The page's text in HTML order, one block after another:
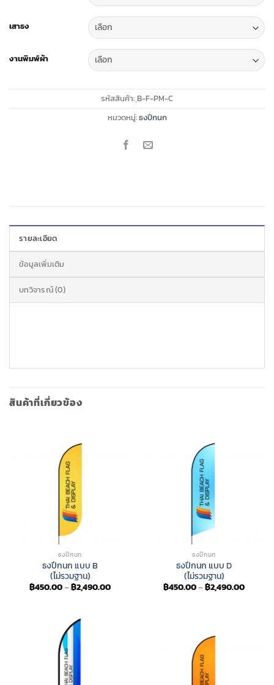
เสาธง
งานพิมพ์ผ้า
รหัสสินค้า:ฺB-F-PM-C
หมวดหมู่:ธงปีกนก
รายละเอียด
ข้อมูลเพิ่มเติม
บทวิจารณ์ (0)
สินค้าที่เกี่ยวข้อง
ธงปีกนก
ธงปีกนก แบบ B
(ไม่รวมฐาน)
฿450.00–฿2,490.00Price
ธงปีกนก
ธงปีกนก แบบ D
(ไม่รวมฐาน)
฿450.00–฿2,490.00Price